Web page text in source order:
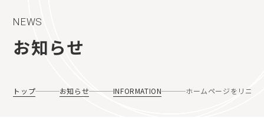
NEWS
お知らせ
トップ お知らせ INFORMATION ホームページをリニュ